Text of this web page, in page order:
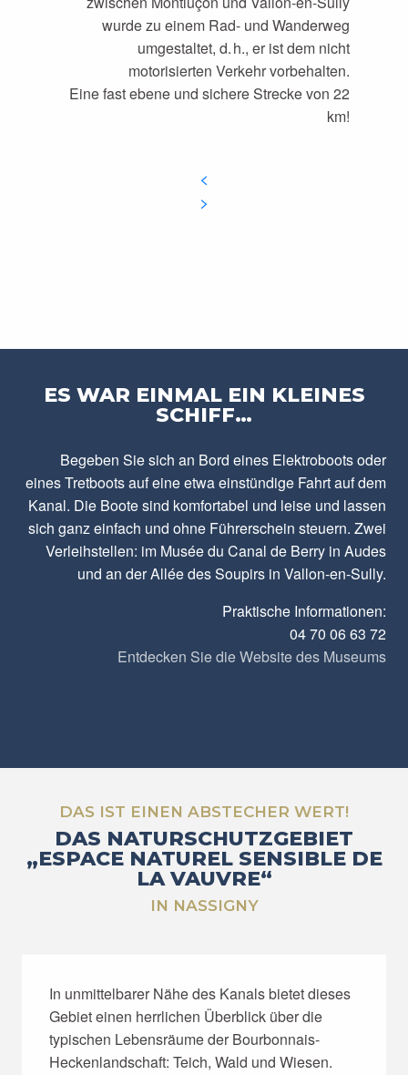
wurde zu einem Rad- und Wanderweg
umgestaltet, d. h., er ist dem nicht
motorisierten Verkehr vorbehalten.
Eine fast ebene und sichere Strecke von 22
km!
ES WAR EINMAL EIN KLEINES
SCHIFF…
Begeben Sie sich an Bord eines Elektroboots oder
eines Tretboots auf eine etwa einstündige Fahrt auf dem
Kanal. Die Boote sind komfortabel und leise und lassen
sich ganz einfach und ohne Führerschein steuern. Zwei
Verleihstellen: im Musée du Canal de Berry in Audes
und an der Allée des Soupirs in Vallon-en-Sully.
Praktische Informationen:
04 70 06 63 72
Entdecken Sie die Website des Museums
DAS IST EINEN ABSTECHER WERT!
DAS NATURSCHUTZGEBIET
„ESPACE NATUREL SENSIBLE DE
LA VAUVRE“
IN NASSIGNY
In unmittelbarer Nähe des Kanals bietet dieses
Gebiet einen herrlichen Überblick über die
typischen Lebensräume der Bourbonnais-
Heckenlandschaft: Teich, Wald und Wiesen.